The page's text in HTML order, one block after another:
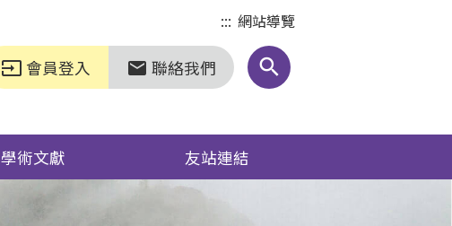
::: 網站導覽
input 會員登入 markunread 聯絡我們 search
學術文獻 友站連結